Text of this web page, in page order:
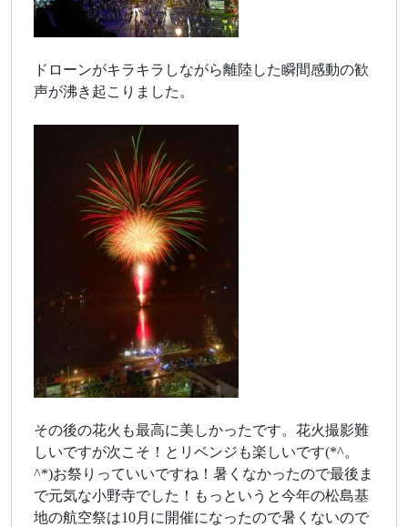
ドローンがキラキラしながら離陸した瞬間感動の歓
声が沸き起こりました。
その後の花火も最高に美しかったです。花火撮影難
しいですが次こそ！とリベンジも楽しいです(*^。
^*)お祭りっていいですね！暑くなかったので最後ま
で元気な小野寺でした！もっというと今年の松島基
地の航空祭は10月に開催になったので暑くないので